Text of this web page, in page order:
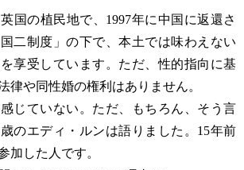
国の植民地で、1997年に中国に返還さ
二制度」の下で、本土では味わえない
享受しています。ただ、性的指向に基
律や同性婚の権利はありません。
感じていない。ただ、もちろん、そう言
のエディ・ルンは語りました。15年前
加した人です。